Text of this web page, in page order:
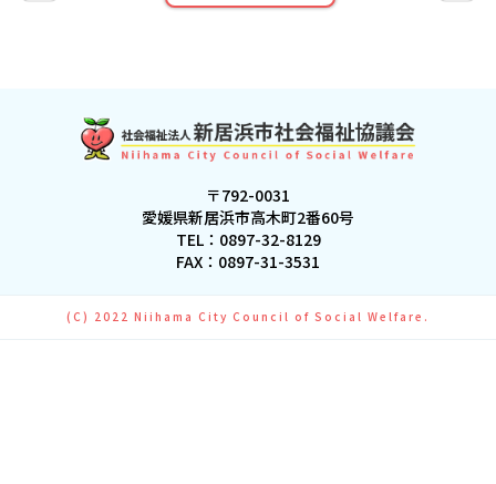
〒792-0031
愛媛県新居浜市高木町2番60号
TEL： 0897-32-8129
FAX：0897-31-3531
(C) 2022 Niihama City Council of Social Welfare.